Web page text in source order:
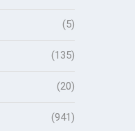
(5)
(135)
(20)
(941)